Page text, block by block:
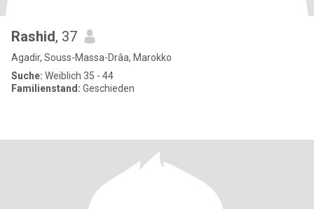
Rashid, 37
Agadir, Souss-Massa-Drâa, Marokko
Suche: Weiblich 35 - 44
Familienstand: Geschieden